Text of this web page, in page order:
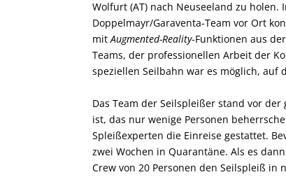
Wolfurt (AT) nach Neuseeland zu
Doppelmayr/Garaventa-Team vor Ort
mitAugmented-Reality-Funktionen aus
Teams, der professionellen Arbeit der
speziellen Seilbahn war es möglich,
Das Team der Seilspleißer stand vor
ist, das nur wenige Personen
Spleißexperten die Einreise gestattet.
zwei Wochen in Quarantäne. Als es
Crew von 20 Personen den Seilspleiß in